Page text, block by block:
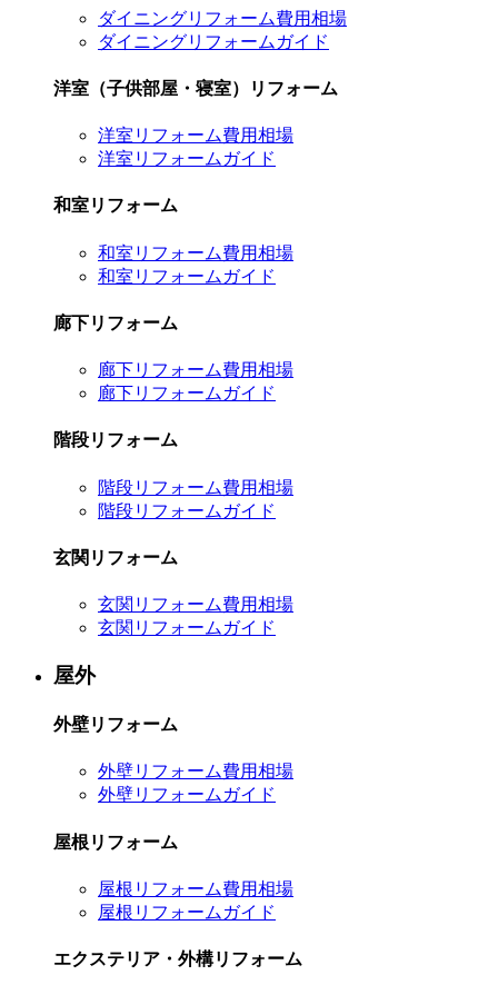
ダイニングリフォーム費用相場
ダイニングリフォームガイド
洋室（子供部屋・寝室）リフォーム
洋室リフォーム費用相場
洋室リフォームガイド
和室リフォーム
和室リフォーム費用相場
和室リフォームガイド
廊下リフォーム
廊下リフォーム費用相場
廊下リフォームガイド
階段リフォーム
階段リフォーム費用相場
階段リフォームガイド
玄関リフォーム
玄関リフォーム費用相場
玄関リフォームガイド
屋外
外壁リフォーム
外壁リフォーム費用相場
外壁リフォームガイド
屋根リフォーム
屋根リフォーム費用相場
屋根リフォームガイド
エクステリア・外構リフォーム